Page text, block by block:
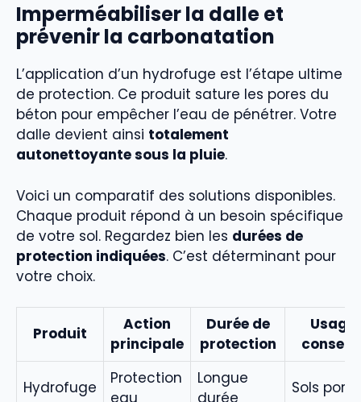
Imperméabiliser la dalle et
prévenir la carbonatation
L’application d’un hydrofuge est l’étape ultime
de protection. Ce produit sature les pores du
béton pour empêcher l’eau de pénétrer. Votre
dalle devient ainsi totalement
autonettoyante sous la pluie.
Voici un comparatif des solutions disponibles.
Chaque produit répond à un besoin spécifique
de votre sol. Regardez bien les durées de
protection indiquées. C’est déterminant pour
votre choix.
Produit
Action
principale
Durée de
protection
Usage
Hydrofuge
Protection
eau
Longue
durée
Sols